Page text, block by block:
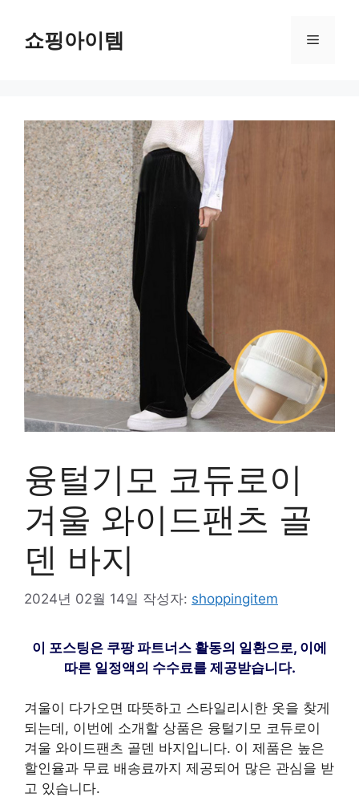
쇼핑아이템 메
융털기모 코듀로이
겨울 와이드팬츠 골
덴 바지
2024년 02월 14일 작성자: shoppingitem
이 포스팅은 쿠팡 파트너스 활동의 일환으로, 이에
따른 일정액의 수수료를 제공받습니다.
겨울이 다가오면 따뜻하고 스타일리시한 옷을 찾게
되는데, 이번에 소개할 상품은 융털기모 코듀로이
겨울 와이드팬츠 골덴 바지입니다. 이 제품은 높은
할인율과 무료 배송료까지 제공되어 많은 관심을 받
고 있습니다.